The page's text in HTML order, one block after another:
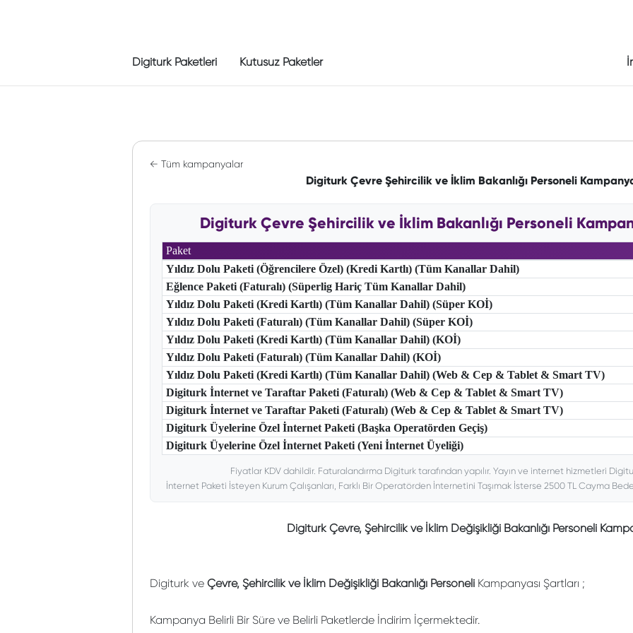
Digiturk Paketleri Kutusuz Paketler
← Tüm kampanyalar
Digiturk Çevre Şehircilik ve İklim Bakanlığı Personeli
Digiturk Çevre Şehircilik ve İklim Bakanlığı Personeli
Paket
Yıldız Dolu Paketi (Öğrencilere Özel) (Kredi Kartlı) (Tüm Kanallar Dahil)
Eğlence Paketi (Faturalı) (Süperlig Hariç Tüm Kanallar Dahil)
Yıldız Dolu Paketi (Kredi Kartlı) (Tüm Kanallar Dahil) (Süper KOİ)
Yıldız Dolu Paketi (Faturalı) (Tüm Kanallar Dahil) (Süper KOİ)
Yıldız Dolu Paketi (Kredi Kartlı) (Tüm Kanallar Dahil) (KOİ)
Yıldız Dolu Paketi (Faturalı) (Tüm Kanallar Dahil) (KOİ)
Yıldız Dolu Paketi (Kredi Kartlı) (Tüm Kanallar Dahil) (Web & Cep & Tablet & Smart TV)
Digiturk İnternet ve Taraftar Paketi (Faturalı) (Web & Cep & Tablet & Smart TV)
Digiturk İnternet ve Taraftar Paketi (Faturalı) (Web & Cep & Tablet & Smart TV)
Digiturk Üyelerine Özel İnternet Paketi (Başka Operatörden Geçiş)
Digiturk Üyelerine Özel İnternet Paketi (Yeni İnternet Üyeliği)
Fiyatlar KDV dahildir. Faturalandırma Digiturk tarafından yapılır. Yayın ve internet hizmetleri
İnternet Paketi İsteyen Kurum Çalışanları, Farklı Bir Operatörden İnternetini Taşımak İsterse 2500 TL Cayma
Digiturk Çevre, Şehircilik ve İklim Değişikliği Bakanlığı Personeli
Digiturk ve Çevre, Şehircilik ve İklim Değişikliği Bakanlığı Personeli Kampanyası Şartları ;
Kampanya Belirli Bir Süre ve Belirli Paketlerde İndirim İçermektedir.